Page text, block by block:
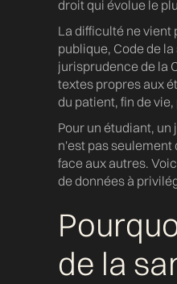
droit qui évolue le
La difficulté ne vient
publique, Code de
jurisprudence de la
textes propres aux
du patient, fin de
Pour un étudiant,
n'est pas seulement
face aux autres.
de données à
de la